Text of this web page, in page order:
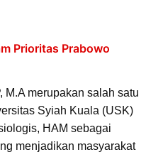
Prioritas Prabowo
M.A merupakan salah satu
Syiah Kuala (USK)
HAM sebagai
menjadikan masyarakat